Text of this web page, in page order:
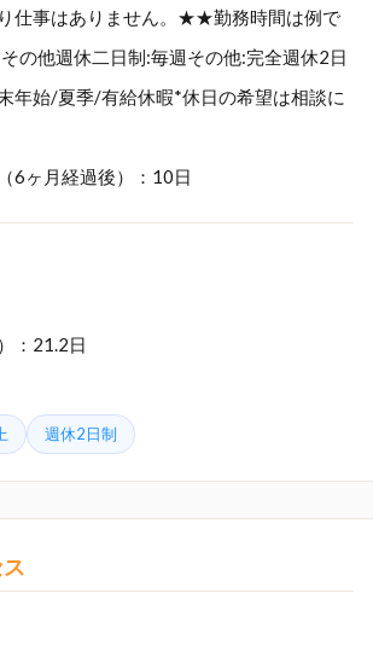
仕事はありません。★★勤務時間は例で
の他週休二日制:毎週その他:完全週休2日
年始/夏季/有給休暇*休日の希望は相談に
6ヶ月経過後）：10日
：21.2日
週休2日制